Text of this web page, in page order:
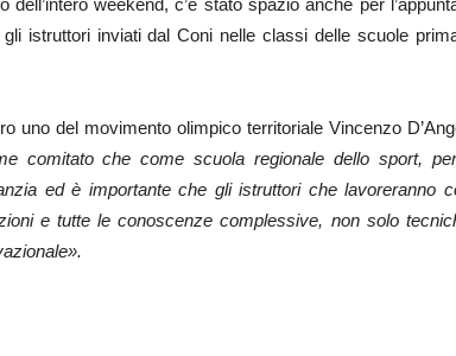
weekend, c’è stato spazio anche per
istruttori inviati dal Coni nelle classi delle scuole
uno del movimento olimpico territoriale Vincenzo
comitato che come scuola regionale dello sport,
ed è importante che gli istruttori che lavoreranno
e tutte le conoscenze complessive, non solo